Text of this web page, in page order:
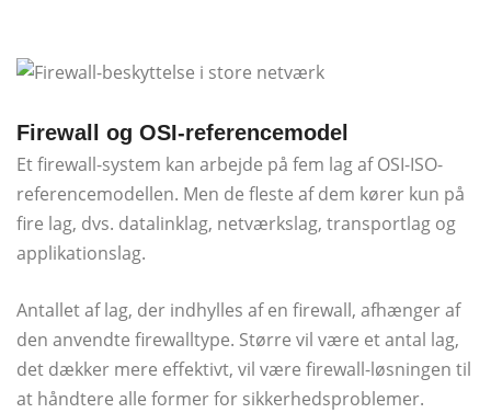
Firewall og OSI-referencemodel
Et firewall-system kan arbejde på fem lag af OSI-ISO-
referencemodellen. Men de fleste af dem kører kun på
fire lag, dvs. datalinklag, netværkslag, transportlag og
applikationslag.
Antallet af lag, der indhylles af en firewall, afhænger af
den anvendte firewalltype. Større vil være et antal lag,
det dækker mere effektivt, vil være firewall-løsningen til
at håndtere alle former for sikkerhedsproblemer.